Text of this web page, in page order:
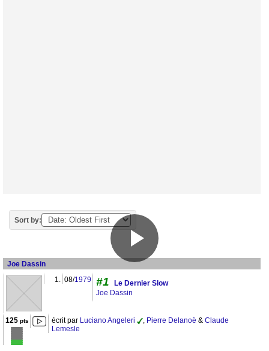
Sort by:
Joe Dassin
1. 08/1979 #1
Le Dernier Slow
Joe Dassin
125pts écrit par Luciano Angeleri , Pierre Delanoë & Claude
Lemesle